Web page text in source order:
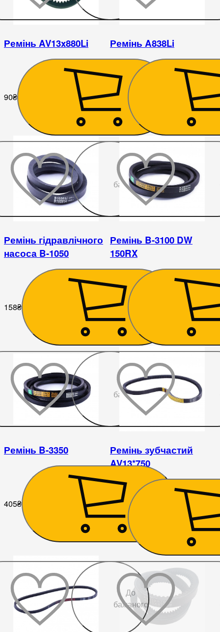
Ремінь AV13x880Li
90₴
Ремінь A838Li
126
До
бажаного
Ремінь гідравлічного
насоса B-1050
158₴
Ремінь B-3100 DW
150RX
324₴
До
бажаного
Ремінь B-3350
405₴
Ремінь зубчастий
AV13*750
167₴
До
бажаного